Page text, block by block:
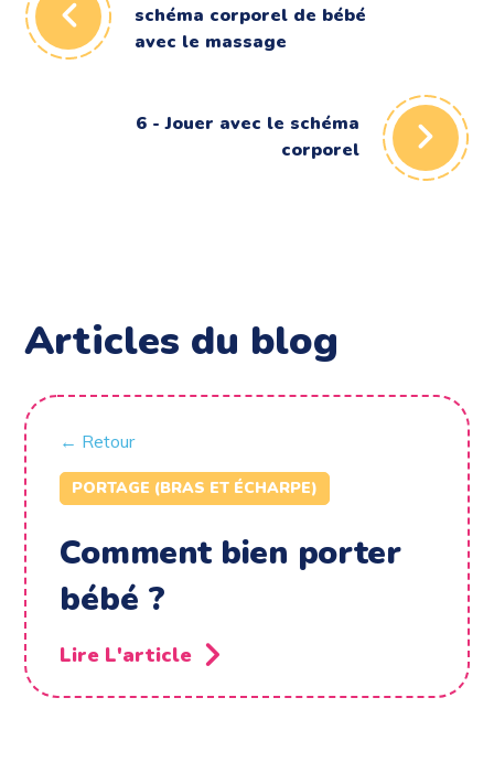
schéma corporel de bébé
avec le massage
6 - Jouer avec le schéma
corporel
Articles du blog
← Retour
PORTAGE (BRAS ET ÉCHARPE)
Comment bien porter
bébé ?
Lire L'article